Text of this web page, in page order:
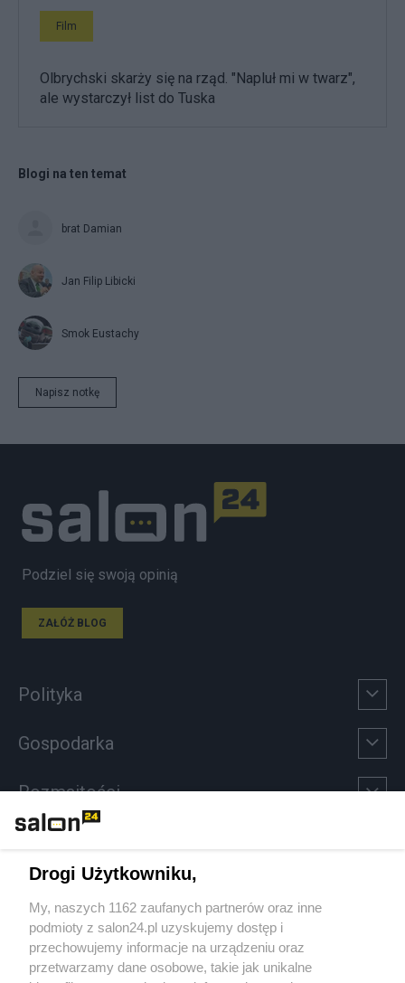
Film
Olbrychski skarży się na rząd. "Napluł mi w twarz",
ale wystarczył list do Tuska
Blogi na ten temat
brat Damian
Jan Filip Libicki
Smok Eustachy
Napisz notkę
Podziel się swoją opinią
ZAŁÓŻ BLOG
Polityka
Gospodarka
Rozmaitości
Sport
Społeczeństwo
Drogi Użytkowniku,
My, naszych 1162 zaufanych partnerów oraz inne
podmioty z salon24.pl uzyskujemy dostęp i
przechowujemy informacje na urządzeniu oraz
przetwarzamy dane osobowe, takie jak unikalne